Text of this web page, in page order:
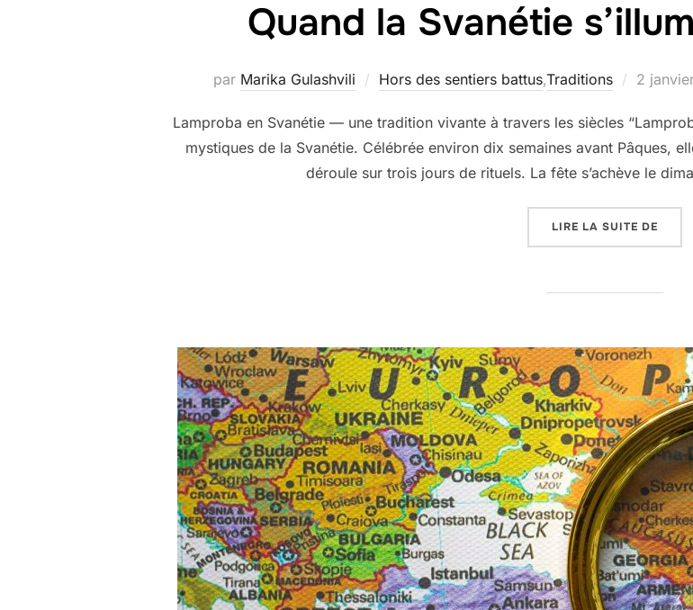
Quand la Svanétie
par Marika Gulashvili Hors des sentiers battus,Traditions
Publié
2
Lamproba en Svanétie — une tradition vivante à travers les siècles
mystiques de la Svanétie. Célébrée environ dix semaines avant Pâques,
déroule sur trois jours de rituels. La fête s’achève le
LIRE LA SUITE DE